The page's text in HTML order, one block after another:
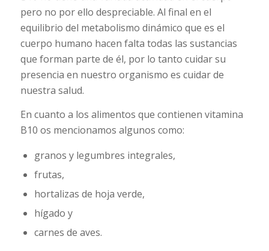
pero no por ello despreciable. Al final en el
equilibrio del metabolismo dinámico que es el
cuerpo humano hacen falta todas las sustancias
que forman parte de él, por lo tanto cuidar su
presencia en nuestro organismo es cuidar de
nuestra salud.
En cuanto a los alimentos que contienen vitamina
B10 os mencionamos algunos como:
granos y legumbres integrales,
frutas,
hortalizas de hoja verde,
hígado y
carnes de aves.